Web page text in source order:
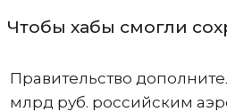
Чтобы хабы смогли
Правительство
млрд руб. российским